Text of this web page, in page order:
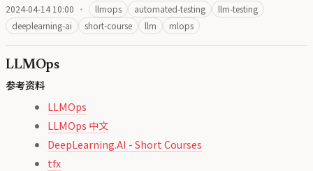
2024-04-14 10:00 · llmops automated-testing
llm-testing
deeplearning-ai
short-course llm mlops
LLMOps
参考资料
LLMOps
LLMOps 中文
DeepLearning.AI - Short Courses
tfx